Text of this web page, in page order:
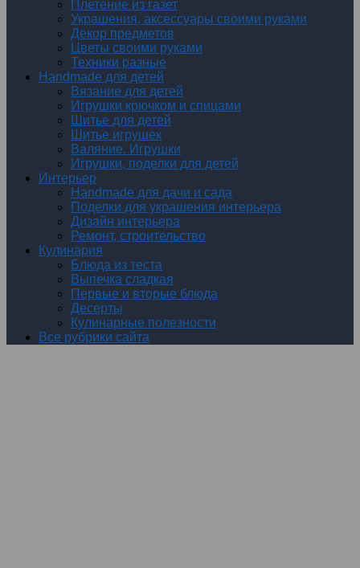
Плетение из газет
Украшения, аксессуары своими руками
Декор предметов
Цветы своими руками
Техники разные
Handmade для детей
Вязание для детей
Игрушки крючком и спицами
Шитье для детей
Шитье игрушек
Валяние. Игрушки
Игрушки, поделки для детей
Интерьер
Handmade для дачи и сада
Поделки для украшения интерьера
Дизайн интерьера
Ремонт, строительство
Кулинария
Блюда из теста
Выпечка сладкая
Первые и вторые блюда
Десерты
Кулинарные полезности
Все рубрики сайта